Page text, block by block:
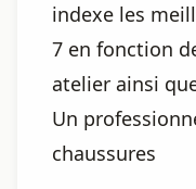
indexe les
7 en fonction
atelier ainsi
Un
chaussures